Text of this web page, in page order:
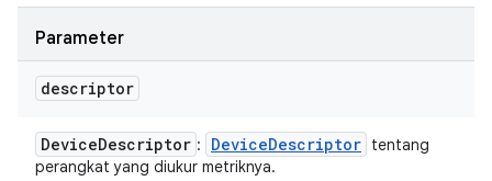
Parameter
descriptor
DeviceDescriptor : DeviceDescriptor tentang
perangkat yang diukur metriknya.